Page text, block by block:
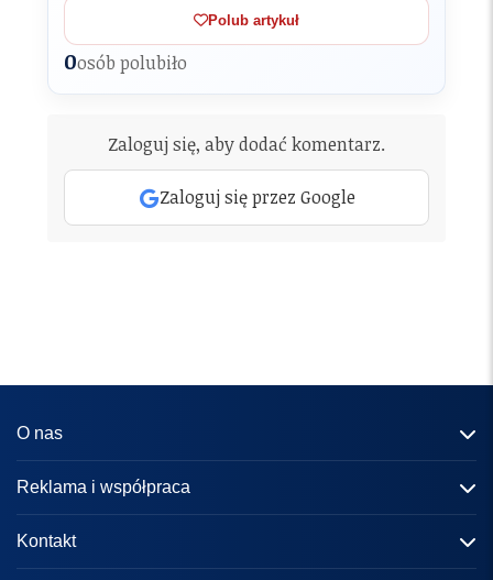
Polub artykuł
0osób polubiło
Zaloguj się, aby dodać komentarz.
Zaloguj się przez Google
O nas
Informacje o portalu
Kariera
Reklama i współpraca
Reklama
Kontakt